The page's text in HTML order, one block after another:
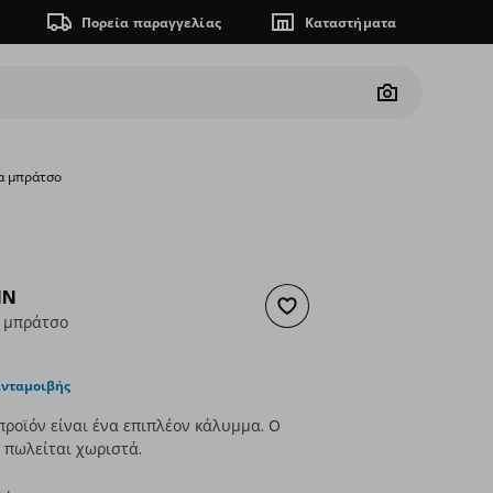
Πορεία παραγγελίας Καταστήματα
Camera
μπράτσο
Προσθήκη στα αγαπημένα
μπράτσο
τιμή
είναι ένα επιπλέον κάλυμμα. Ο
πωλείται χωριστά.